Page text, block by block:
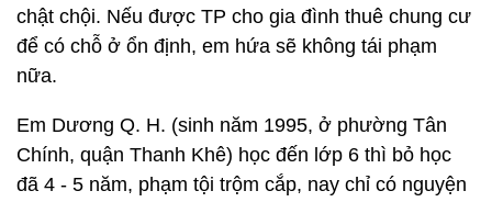
chật chội. Nếu được TP cho gia đình thuê chung cư
để có chỗ ở ổn định, em hứa sẽ không tái phạm
nữa.
Em Dương Q. H. (sinh năm 1995, ở phường Tân
Chính, quận Thanh Khê) học đến lớp 6 thì bỏ học
đã 4 - 5 năm, phạm tội trộm cắp, nay chỉ có nguyện